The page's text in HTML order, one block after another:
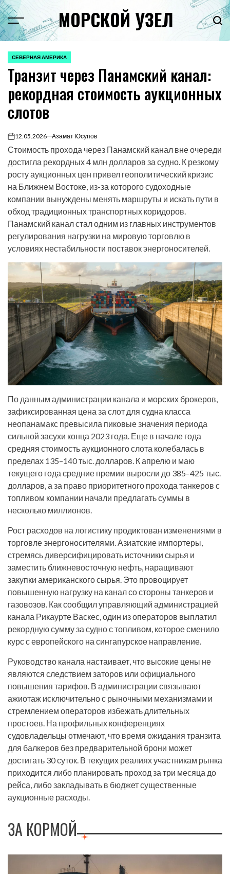
Перейти
к
содержимому
Menu МОРСКОЙ УЗЕЛ
ОПУБЛИКОВАНО
В
СЕВЕРНАЯ АМЕРИКА
Транзит через Панамский канал:
рекордная стоимость аукционных
слотов
on12.05.2026 Азамат Юсупов
Стоимость прохода через Панамский канал вне очереди
достигла рекордных 4 млн долларов за судно. К резкому
росту аукционных цен привел геополитический кризис
на Ближнем Востоке, из-за которого судоходные
компании вынуждены менять маршруты и искать пути в
обход традиционных транспортных коридоров.
Панамский канал стал одним из главных инструментов
регулирования нагрузки на мировую торговлю в
условиях нестабильности поставок энергоносителей.
По данным администрации канала и морских брокеров,
зафиксированная цена за слот для судна класса
неопанамакс превысила пиковые значения периода
сильной засухи конца 2023 года. Еще в начале года
средняя стоимость аукционного слота колебалась в
пределах 135–140 тыс. долларов. К апрелю и маю
текущего года средние премии выросли до 385–425 тыс.
долларов, а за право приоритетного прохода танкеров с
топливом компании начали предлагать суммы в
несколько миллионов.
Рост расходов на логистику продиктован изменениями в
торговле энергоносителями. Азиатские импортеры,
стремясь диверсифицировать источники сырья и
заместить ближневосточную нефть, наращивают
закупки американского сырья. Это провоцирует
повышенную нагрузку на канал со стороны танкеров и
газовозов. Как сообщил управляющий администрацией
канала Рикаурте Васкес, один из операторов выплатил
рекордную сумму за судно с топливом, которое сменило
курс с европейского на сингапурское направление.
Руководство канала настаивает, что высокие цены не
являются следствием заторов или официального
повышения тарифов. В администрации связывают
ажиотаж исключительно с рыночными механизмами и
стремлением операторов избежать длительных
простоев. На профильных конференциях
судовладельцы отмечают, что время ожидания транзита
для балкеров без предварительной брони может
достигать 30 суток. В текущих реалиях участникам рынка
приходится либо планировать проход за три месяца до
рейса, либо закладывать в бюджет существенные
аукционные расходы.
ЗА КОРМОЙ